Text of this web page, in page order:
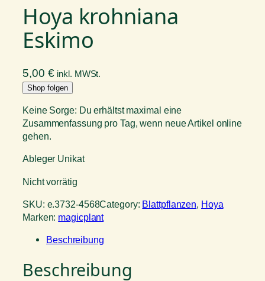
Hoya krohniana
Eskimo
5,00 € inkl. MWSt.
Shop folgen
Keine Sorge: Du erhältst maximal eine
Zusammenfassung pro Tag, wenn neue Artikel online
gehen.
Ableger Unikat
Nicht vorrätig
SKU: e.3732-4568Category: Blattpflanzen, Hoya
Marken: magicplant
Beschreibung
Beschreibung